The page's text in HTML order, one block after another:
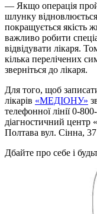
— Якщо операція
шлунку
покращується якість
важливо робити
відвідувати лікаря.
кілька перелічених
зверніться до лікаря.
Для того, щоб
лікарів «МЕДІОНУ»
телефонної лінії 0-
діагностичний
Полтава вул. Сінна,
Дбайте про себе і